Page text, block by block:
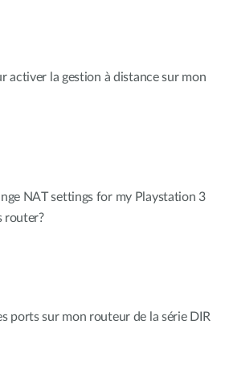
activer la gestion à distance sur mon
NAT settings for my Playstation 3
router?
ports sur mon routeur de la série DIR